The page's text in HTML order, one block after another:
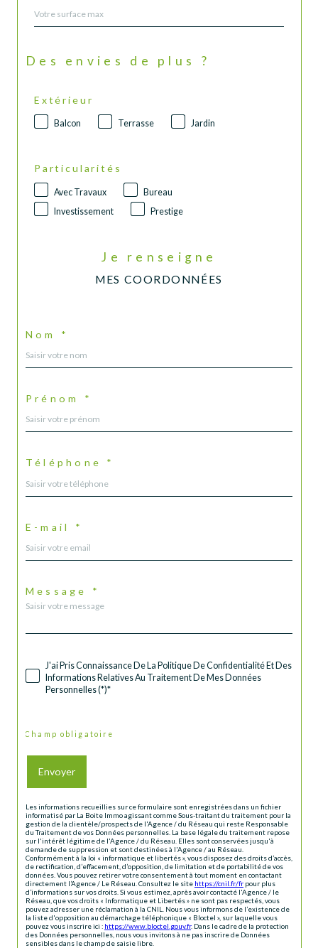
Des envies de plus ?
Extérieur
Balcon Terrasse Jardin
Particularités
Avec Travaux
Bureau
Investissement
Prestige
Je renseigne
MES COORDONNÉES
Nom *
Prénom *
Téléphone *
E-mail *
Message *
J'ai Pris Connaissance De La Politique De Confidentialité Et Des
Informations Relatives Au Traitement De Mes Données
Personnelles (*)*
* Champ obligatoire
Envoyer
Les informations recueillies sur ce formulaire sont enregistrées dans un fichier
informatisé par La Boite Immo agissant comme Sous-traitant du traitement pour la
gestion de la clientèle/prospects de l'Agence / du Réseau qui reste Responsable
du Traitement de vos Données personnelles. La base légale du traitement repose
sur l'intérêt légitime de l'Agence / du Réseau. Elles sont conservées jusqu'à
demande de suppression et sont destinées à l'Agence / au Réseau.
Conformément à la loi « informatique et libertés », vous disposez des droits d’accès,
de rectification, d’effacement, d’opposition, de limitation et de portabilité de vos
données. Vous pouvez retirer votre consentement à tout moment en contactant
directement l’Agence / Le Réseau. Consultez le site https://cnil.fr/fr pour plus
d’informations sur vos droits. Si vous estimez, après avoir contacté l'Agence / le
Réseau, que vos droits « Informatique et Libertés » ne sont pas respectés, vous
pouvez adresser une réclamation à la CNIL. Nous vous informons de l’existence de
la liste d'opposition au démarchage téléphonique « Bloctel », sur laquelle vous
pouvez vous inscrire ici : https://www.bloctel.gouv.fr. Dans le cadre de la protection
des Données personnelles, nous vous invitons à ne pas inscrire de Données
sensibles dans le champ de saisie libre.